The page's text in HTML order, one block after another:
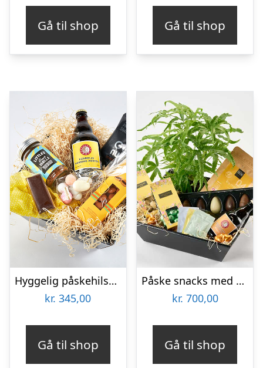
Gå til shop Gå til shop
Hyggelig påskehilsen – Send blomster med Bloomit
kr. 345,00
Gå til shop
Påske snacks med grønt – Send blomster med Bloomit
kr. 700,00
Gå til shop